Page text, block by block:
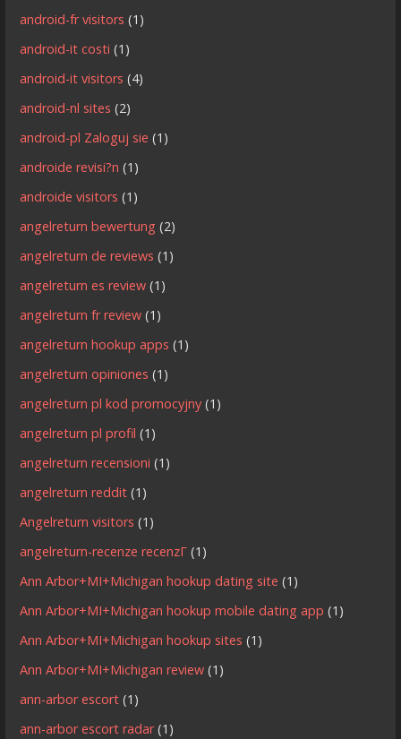
android-fr visitors (1)
android-it costi (1)
android-it visitors (4)
android-nl sites (2)
android-pl Zaloguj sie (1)
androide revisi?n (1)
androide visitors (1)
angelreturn bewertung (2)
angelreturn de reviews (1)
angelreturn es review (1)
angelreturn fr review (1)
angelreturn hookup apps (1)
angelreturn opiniones (1)
angelreturn pl kod promocyjny (1)
angelreturn pl profil (1)
angelreturn recensioni (1)
angelreturn reddit (1)
Angelreturn visitors (1)
angelreturn-recenze recenzГ­ (1)
Ann Arbor+MI+Michigan hookup dating site (1)
Ann Arbor+MI+Michigan hookup mobile dating app (1)
Ann Arbor+MI+Michigan hookup sites (1)
Ann Arbor+MI+Michigan review (1)
ann-arbor escort (1)
ann-arbor escort radar(1)